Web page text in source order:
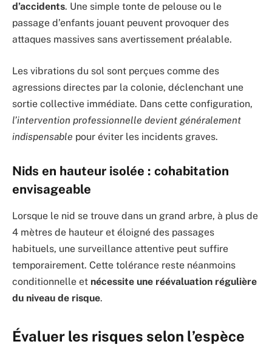
d’accidents. Une simple tonte de pelouse ou le
passage d’enfants jouant peuvent provoquer des
attaques massives sans avertissement préalable.
Les vibrations du sol sont perçues comme des
agressions directes par la colonie, déclenchant une
sortie collective immédiate. Dans cette configuration,
l’intervention professionnelle devient généralement
indispensable pour éviter les incidents graves.
Nids en hauteur isolée : cohabitation
envisageable
Lorsque le nid se trouve dans un grand arbre, à plus de
4 mètres de hauteur et éloigné des passages
habituels, une surveillance attentive peut suffire
temporairement. Cette tolérance reste néanmoins
conditionnelle et nécessite une réévaluation régulière
du niveau de risque.
Évaluer les risques selon l’espèce